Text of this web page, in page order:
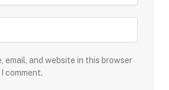
email, and website in this browser
comment.